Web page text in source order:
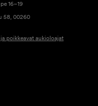
16–19
58, 00260
poikkeavat aukioloajat